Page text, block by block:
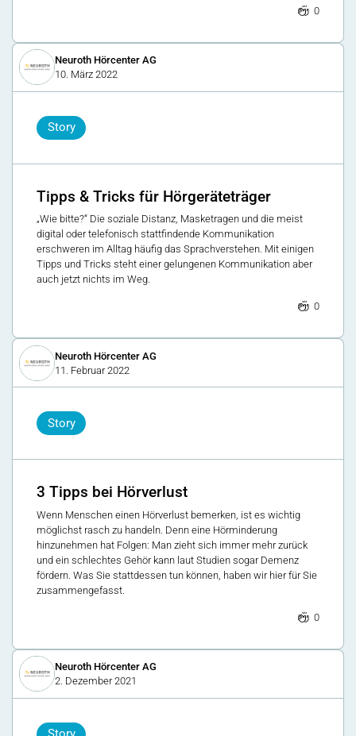
0
Neuroth Hörcenter AG
10. März 2022
Story
Tipps & Tricks für Hörgeräteträger
„Wie bitte?“ Die soziale Distanz, Masketragen und die meist
digital oder telefonisch stattfindende Kommunikation
erschweren im Alltag häufig das Sprachverstehen. Mit einigen
Tipps und Tricks steht einer gelungenen Kommunikation aber
auch jetzt nichts im Weg.
0
Neuroth Hörcenter AG
11. Februar 2022
Story
3 Tipps bei Hörverlust
Wenn Menschen einen Hörverlust bemerken, ist es wichtig
möglichst rasch zu handeln. Denn eine Hörminderung
hinzunehmen hat Folgen: Man zieht sich immer mehr zurück
und ein schlechtes Gehör kann laut Studien sogar Demenz
fördern. Was Sie stattdessen tun können, haben wir hier für Sie
zusammengefasst.
0
Neuroth Hörcenter AG
2. Dezember 2021